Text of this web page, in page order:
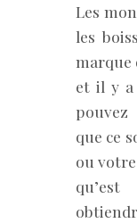
Les
les
marque
et il y a
que ce
ou